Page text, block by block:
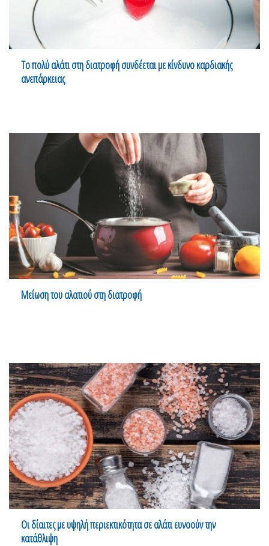
Tο πολύ αλάτι στη διατροφή συνδέεται με κίνδυνο καρδιακής
ανεπάρκειας
Μείωση του αλατιού στη διατροφή
Οι δίαιτες με υψηλή περιεκτικότητα σε αλάτι ευνοούν την
κατάθλιψη